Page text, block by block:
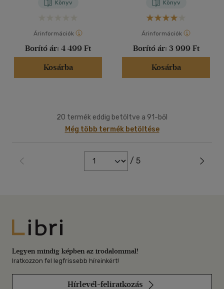
Könyv
Árinformációk
Borító ár: 4 499 Ft
Kosárba
Könyv
Árinformációk
Borító ár: 3 999 Ft
Kosárba
20 termék eddig betöltve a 91-ből
Még több termék betöltése
/ 5
Libri
Legyen mindig képben az irodalommal!
Iratkozzon fel legfrissebb híreinkért!
Hírlevél-feliratkozás